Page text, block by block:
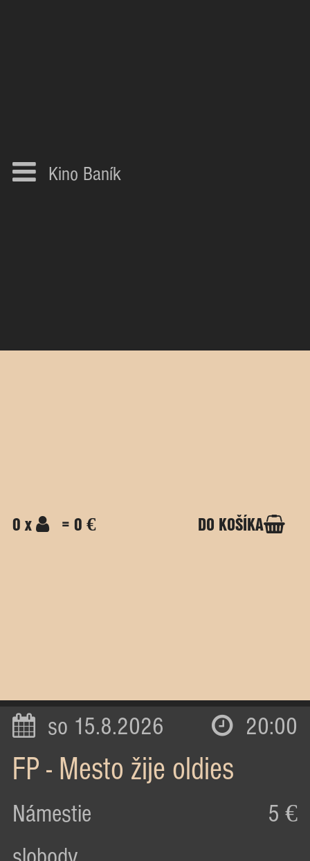
Kino Baník
0 x = 0 € DO KOŠÍKA
so 15.8.2026 20:00
FP - Mesto žije oldies
Námestie 5 €